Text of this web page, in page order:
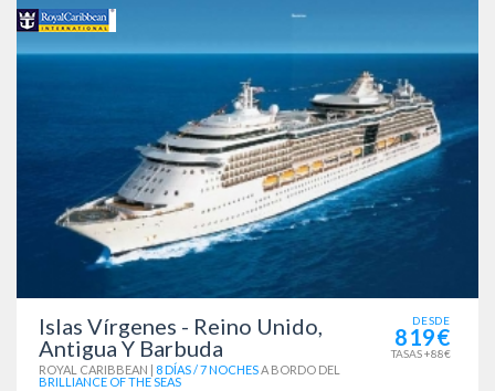
Islas Vírgenes - Reino Unido,
Antigua Y Barbuda
ROYAL CARIBBEAN 8 DÍAS / 7 NOCHESA BORDO DEL
BRILLIANCE OF THE SEAS
DESDE
819€
TASAS +88€